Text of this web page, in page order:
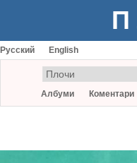
Русский English
Албуми Коментари